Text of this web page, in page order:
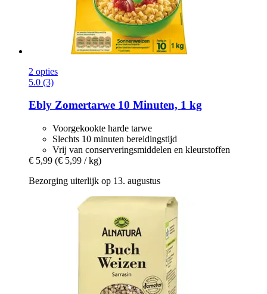
2 opties
5.0 (3)
Ebly Zomertarwe 10 Minuten, 1 kg
Voorgekookte harde tarwe
Slechts 10 minuten bereidingstijd
Vrij van conserveringsmiddelen en kleurstoffen
€ 5,99 (€ 5,99 / kg)
Bezorging uiterlijk op 13. augustus